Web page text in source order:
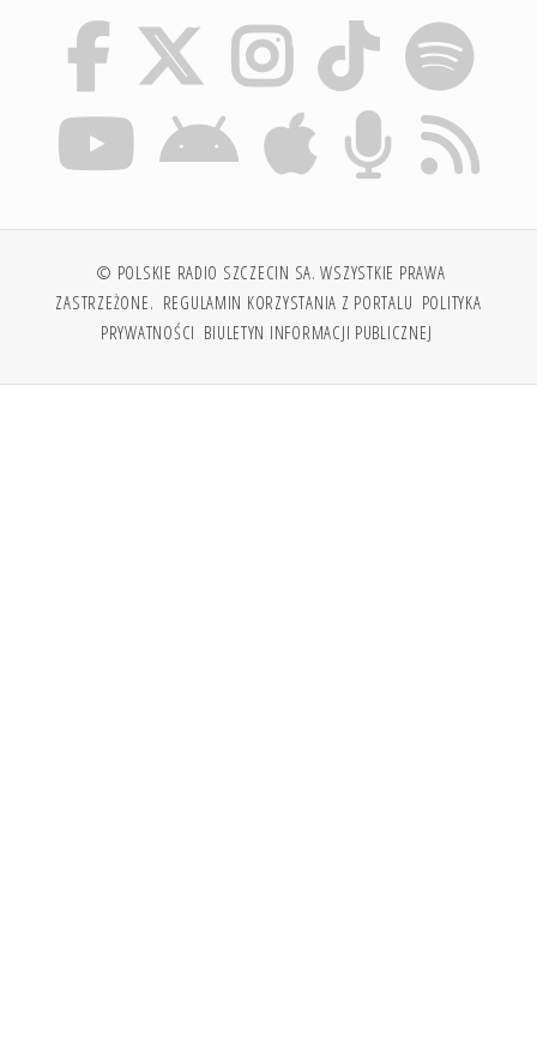
© POLSKIE RADIO SZCZECIN SA. WSZYSTKIE PRAWA
ZASTRZEŻONE. REGULAMIN KORZYSTANIA Z PORTALU POLITYKA
PRYWATNOŚCI BIULETYN INFORMACJI PUBLICZNEJ